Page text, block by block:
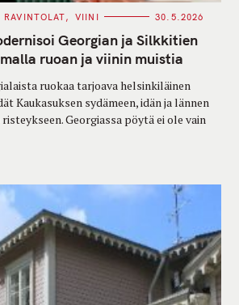
RAVINTOLAT VIINI 30.5.2026
Georgian ja Silkkitien
ruoan ja viinin muistia
ruokaa tarjoava helsinkiläinen
Kaukasuksen sydämeen, idän ja lännen
Georgiassa pöytä ei ole vain